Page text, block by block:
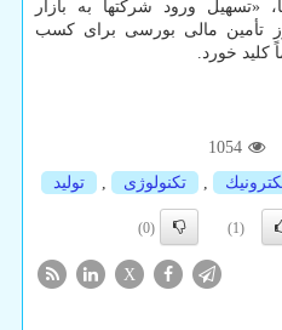
«تسهیل ورود شرکتها به بازار
تأمین مالی بورسی برای کسب
کلید خورد.
1054
, تكنولوژی , تولید
(1)
(0)
X